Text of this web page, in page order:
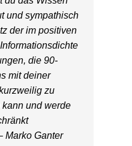
und sympathisch
der im positiven
die 90-
mit deiner
zu
und werde
Marko Ganter